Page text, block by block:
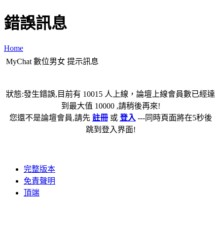
錯誤訊息
Home
MyChat 數位男女 提示訊息
狀態:發生錯誤,目前有 10015 人上線，論壇上線會員數已經達
到最大值 10000 ,請稍後再來!
您還不是論壇會員,請先 註冊或 登入 ---同時頁面將在5秒後
跳到登入界面!
完整版本
免責聲明
頂端